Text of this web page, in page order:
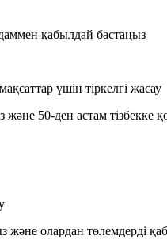
қабылдай бастаңыз
үшін тіркелгі жасау
және 50-ден астам тізбекке
және олардан төлемдерді